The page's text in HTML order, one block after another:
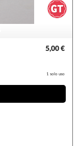
5,00 €
1 solo uso